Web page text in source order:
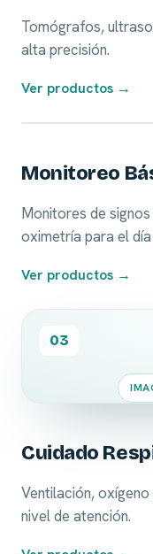
Tomógrafos,
alta precisión.
Ver productos →
Monitoreo
Monitores de
oximetría para el
Ver productos →
03
Cuidado
Ventilación,
nivel de atención.